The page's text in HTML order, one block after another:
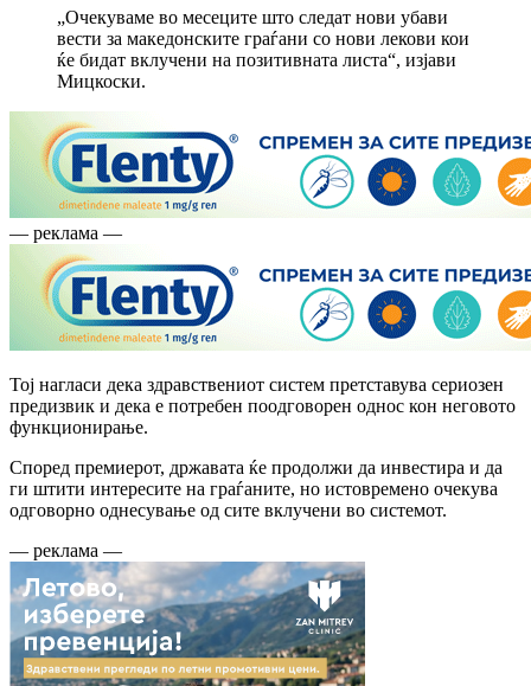
„Очекуваме во месеците што следат нови убави
вести за македонските граѓани со нови лекови кои
ќе бидат вклучени на позитивната листа“, изјави
Мицкоски.
— реклама —
Тој нагласи дека здравствениот систем претставува сериозен
предизвик и дека е потребен поодговорен однос кон неговото
функционирање.
Според премиерот, државата ќе продолжи да инвестира и да
ги штити интересите на граѓаните, но истовремено очекува
одговорно однесување од сите вклучени во системот.
— реклама —